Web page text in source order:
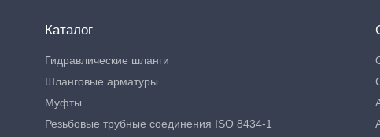
Каталог
Гидравлические шланги
Шланговые арматуры
Муфты
Резьбовые трубные соединения ISO 8434-1